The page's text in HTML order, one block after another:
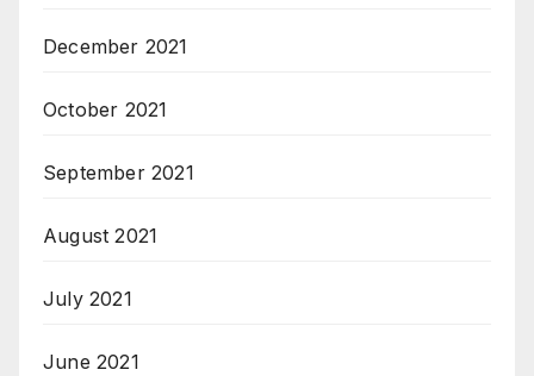
December 2021
October 2021
September 2021
August 2021
July 2021
June 2021